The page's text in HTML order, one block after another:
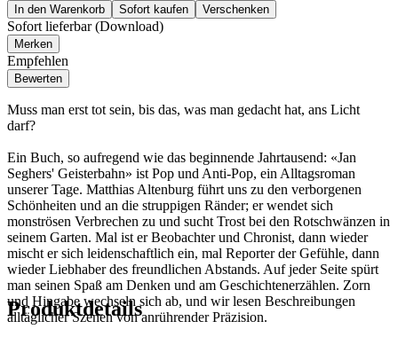
In den Warenkorb Sofort kaufen Verschenken
Sofort lieferbar (Download)
Merken
Empfehlen
Bewerten
Muss man erst tot sein, bis das, was man gedacht hat, ans Licht
darf?
Ein Buch, so aufregend wie das beginnende Jahrtausend: «Jan
Seghers' Geisterbahn» ist Pop und Anti-Pop, ein Alltagsroman
unserer Tage. Matthias Altenburg führt uns zu den verborgenen
Schönheiten und an die struppigen Ränder; er wendet sich
monströsen Verbrechen zu und sucht Trost bei den Rotschwänzen in
seinem Garten. Mal ist er Beobachter und Chronist, dann wieder
mischt er sich leidenschaftlich ein, mal Reporter der Gefühle, dann
wieder Liebhaber des freundlichen Abstands. Auf jeder Seite spürt
man seinen Spaß am Denken und am Geschichtenerzählen. Zorn
und Hingabe wechseln sich ab, und wir lesen Beschreibungen
alltäglicher Szenen von anrührender Präzision.
Produktdetails